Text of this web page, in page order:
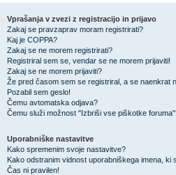
Vprašanja v zvezi z registracijo in prijavo
Zakaj se pravzaprav moram registrirati?
Kaj je COPPA?
Zakaj se ne morem registrirati?
Registriral sem se, vendar se ne morem prijaviti!
Zakaj se ne morem prijaviti?
Že pred časom sem se registriral, a se naenkrat
Pozabil sem geslo!
Čemu avtomatska odjava?
Čemu služi možnost "Izbriši vse piškotke
Uporabniške nastavitve
Kako spremenim svoje nastavitve?
Kako odstranim vidnost uporabniškega imena, ki
Čas ni pravilen!